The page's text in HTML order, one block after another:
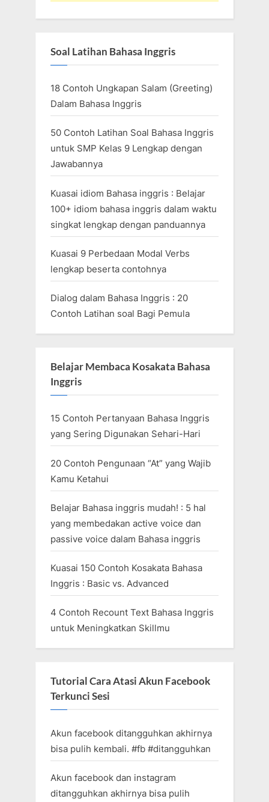
Soal Latihan Bahasa Inggris
18 Contoh Ungkapan Salam (Greeting)
Dalam Bahasa Inggris
50 Contoh Latihan Soal Bahasa Inggris
untuk SMP Kelas 9 Lengkap dengan
Jawabannya
Kuasai idiom Bahasa inggris : Belajar
100+ idiom bahasa inggris dalam waktu
singkat lengkap dengan panduannya
Kuasai 9 Perbedaan Modal Verbs
lengkap beserta contohnya
Dialog dalam Bahasa Inggris : 20
Contoh Latihan soal Bagi Pemula
Belajar Membaca Kosakata Bahasa
Inggris
15 Contoh Pertanyaan Bahasa Inggris
yang Sering Digunakan Sehari-Hari
20 Contoh Pengunaan “At” yang Wajib
Kamu Ketahui
Belajar Bahasa inggris mudah! : 5 hal
yang membedakan active voice dan
passive voice dalam Bahasa inggris
Kuasai 150 Contoh Kosakata Bahasa
Inggris : Basic vs. Advanced
4 Contoh Recount Text Bahasa Inggris
untuk Meningkatkan Skillmu
Tutorial Cara Atasi Akun Facebook
Terkunci Sesi
Akun facebook ditangguhkan akhirnya
bisa pulih kembali. #fb #ditangguhkan
Akun facebook dan instagram
ditangguhkan akhirnya bisa pulih